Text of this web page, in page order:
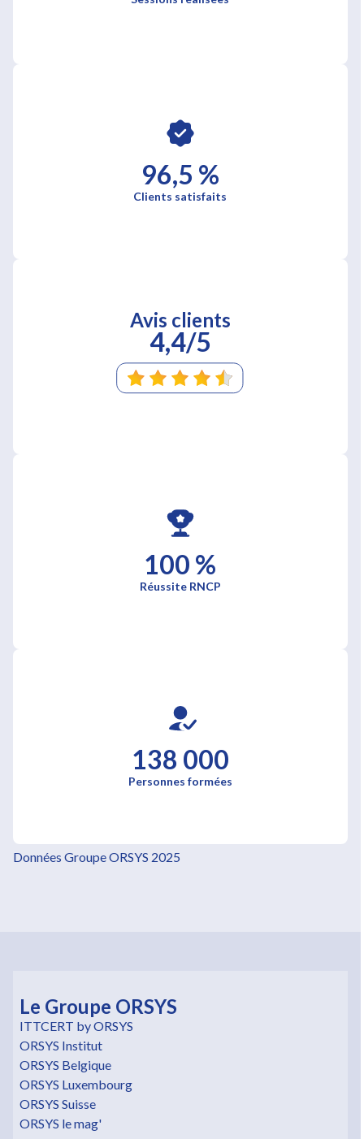
96,5 %
Clients satisfaits
Avis clients
4,4/5
100 %
Réussite RNCP
138 000
Personnes formées
Données Groupe ORSYS 2025
Le Groupe ORSYS
ITTCERT by ORSYS
ORSYS Institut
ORSYS Belgique
ORSYS Luxembourg
ORSYS Suisse
ORSYS le mag'